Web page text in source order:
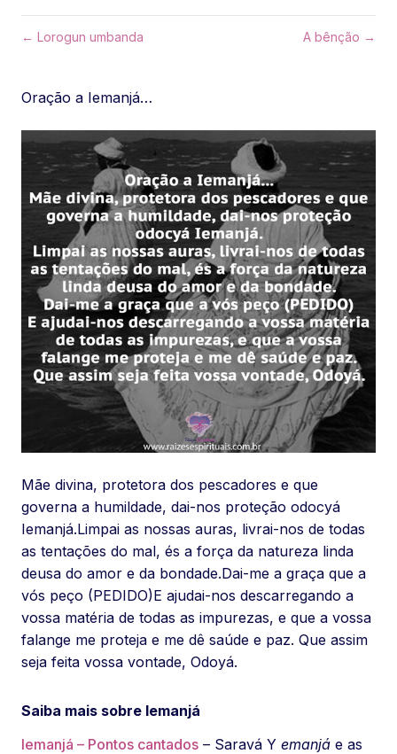
← Lorogun umbanda A bênção →
Oração a Iemanjá…
Mãe divina, protetora dos pescadores e que
governa a humildade, dai-nos proteção odocyá
Iemanjá.Limpai as nossas auras, livrai-nos de todas
as tentações do mal, és a força da natureza linda
deusa do amor e da bondade.Dai-me a graça que a
vós peço (PEDIDO)E ajudai-nos descarregando a
vossa matéria de todas as impurezas, e que a vossa
falange me proteja e me dê saúde e paz. Que assim
seja feita vossa vontade, Odoyá.
Saiba mais sobre Iemanjá
Iemanjá – Pontos cantados – Saravá Y emanjá e as